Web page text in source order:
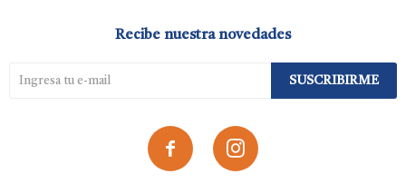
Recibe nuestra novedades
SUSCRIBIRME
 